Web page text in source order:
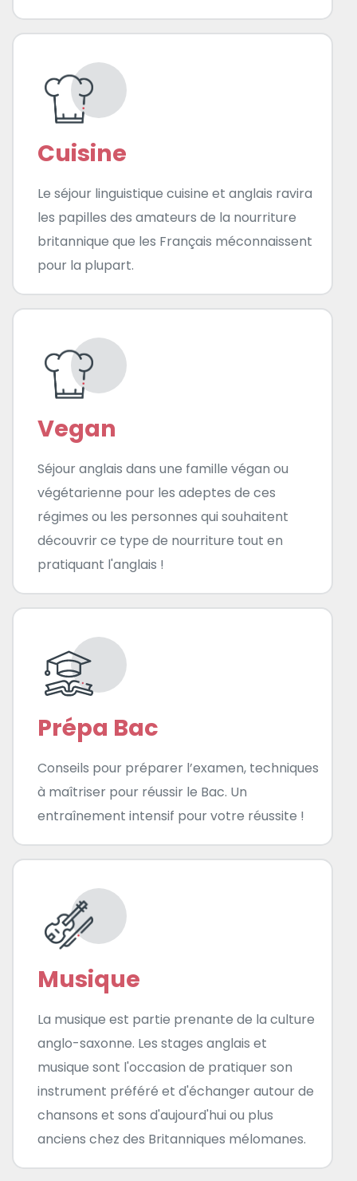
Cuisine
Le séjour linguistique cuisine et anglais ravira
les papilles des amateurs de la nourriture
britannique que les Français méconnaissent
pour la plupart.
Vegan
Séjour anglais dans une famille végan ou
végétarienne pour les adeptes de ces
régimes ou les personnes qui souhaitent
découvrir ce type de nourriture tout en
pratiquant l'anglais !
Prépa Bac
Conseils pour préparer l’examen, techniques
à maîtriser pour réussir le Bac. Un
entraînement intensif pour votre réussite !
Musique
La musique est partie prenante de la culture
anglo-saxonne. Les stages anglais et
musique sont l'occasion de pratiquer son
instrument préféré et d'échanger autour de
chansons et sons d'aujourd'hui ou plus
anciens chez des Britanniques mélomanes.